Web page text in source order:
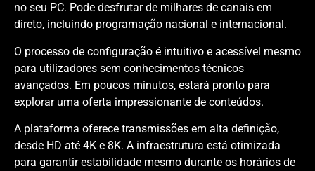
no seu PC. Pode desfrutar de milhares de canais em
direto, incluindo programação nacional e internacional.
O processo de configuração é intuitivo e acessível mesmo
para utilizadores sem conhecimentos técnicos
avançados. Em poucos minutos, estará pronto para
explorar uma oferta impressionante de conteúdos.
A plataforma oferece transmissões em alta definição,
desde HD até 4K e 8K. A infraestrutura está otimizada
para garantir estabilidade mesmo durante os horários de